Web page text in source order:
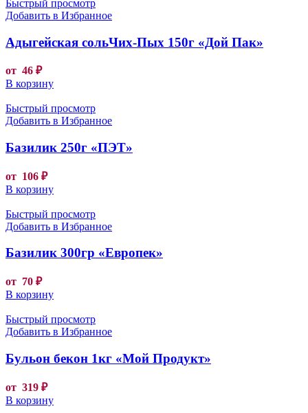
Быстрый просмотр
Добавить в Избранное
Адыгейская сольЧих-Пых 150г «Дой Пак»
от 46 ₽
В корзину
Быстрый просмотр
Добавить в Избранное
Базилик 250г «ПЭТ»
от 106 ₽
В корзину
Быстрый просмотр
Добавить в Избранное
Базилик 300гр «Европек»
от 70 ₽
В корзину
Быстрый просмотр
Добавить в Избранное
Бульон бекон 1кг «Мой Продукт»
от 319 ₽
В корзину